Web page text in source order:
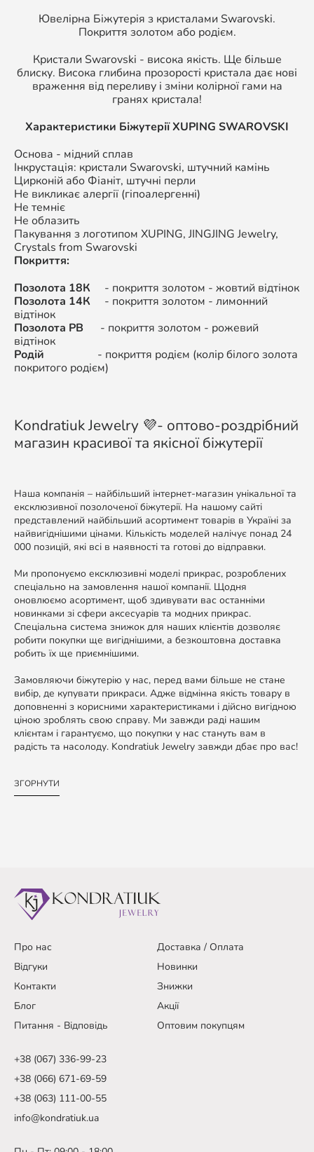
Ювелірна Біжутерія з кристалами Swarovski.
Покриття золотом або родієм.
Кристали Swarovski - висока якість. Ще більше
блиску. Висока глибина прозорості кристала дає нові
враження від переливу і зміни колірної гами на
гранях кристала!
Характеристики БіжутеріїXUPING SWAROVSKI
Основа - мідний сплав
Інкрустація: кристали Swarovski, штучний камінь
Цирконій або Фіаніт, штучні перли
Не викликає алергії (гіпоалергенні)
Не темніє
Не облазить
Пакування з логотипом XUPING, JINGJING Jewelry,
Crystals from Swarovski
Покриття:
Позолота 18К - покриття золотом - жовтий відтінок
Позолота 14К - покриття золотом - лимонний
відтінок
Позолота РВ - покриття золотом - рожевий
відтінок
Родій - покриття родієм (колір білого золота
покритого родієм)
Kondratiuk Jewelry 💜- оптово-роздрібний
магазин красивої та якісної біжутерії
Наша компанія – найбільший інтернет-магазин унікальної та
ексклюзивної позолоченої біжутерії. На нашому сайті
представлений найбільший асортимент товарів в Україні за
найвигіднішими цінами. Кількість моделей налічує понад 24
000 позицій, які всі в наявності та готові до відправки.
Ми пропонуємо ексклюзивні моделі прикрас, розроблених
спеціально на замовлення нашої компанії. Щодня
оновлюємо асортимент, щоб здивувати вас останніми
новинками зі сфери аксесуарів та модних прикрас.
Спеціальна система знижок для наших клієнтів дозволяє
робити покупки ще вигіднішими, а безкоштовна доставка
робить їх ще приємнішими.
Замовляючи біжутерію у нас, перед вами більше не стане
вибір, де купувати прикраси. Адже відмінна якість товару в
доповненні з корисними характеристиками і дійсно вигідною
ціною зроблять свою справу. Ми завжди раді нашим
клієнтам і гарантуємо, що покупки у нас стануть вам в
радість та насолоду. Kondratiuk Jewelry завжди дбає про вас!
ЗГОРНУТИ
Про нас
Доставка / Оплата
Відгуки
Новинки
Контакти
Знижки
Блог
Акції
Питання - Відповідь
Оптовим покупцям
+38 (067) 336-99-23
+38 (066) 671-69-59
+38 (063) 111-00-55
info@kondratiuk.ua